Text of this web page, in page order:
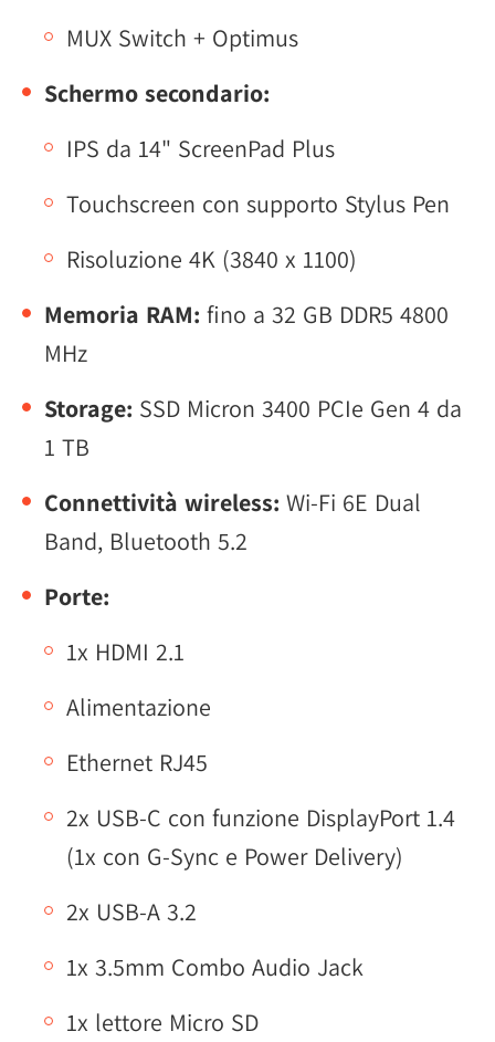
MUX Switch + Optimus
Schermo secondario:
IPS da 14" ScreenPad Plus
Touchscreen con supporto Stylus Pen
Risoluzione 4K (3840 x 1100)
Memoria RAM: fino a 32 GB DDR5 4800
MHz
Storage: SSD Micron 3400 PCIe Gen 4 da
1 TB
Connettività wireless: Wi-Fi 6E Dual
Band, Bluetooth 5.2
Porte:
1x HDMI 2.1
Alimentazione
Ethernet RJ45
2x USB-C con funzione DisplayPort 1.4
(1x con G-Sync e Power Delivery)
2x USB-A 3.2
1x 3.5mm Combo Audio Jack
1x lettore Micro SD